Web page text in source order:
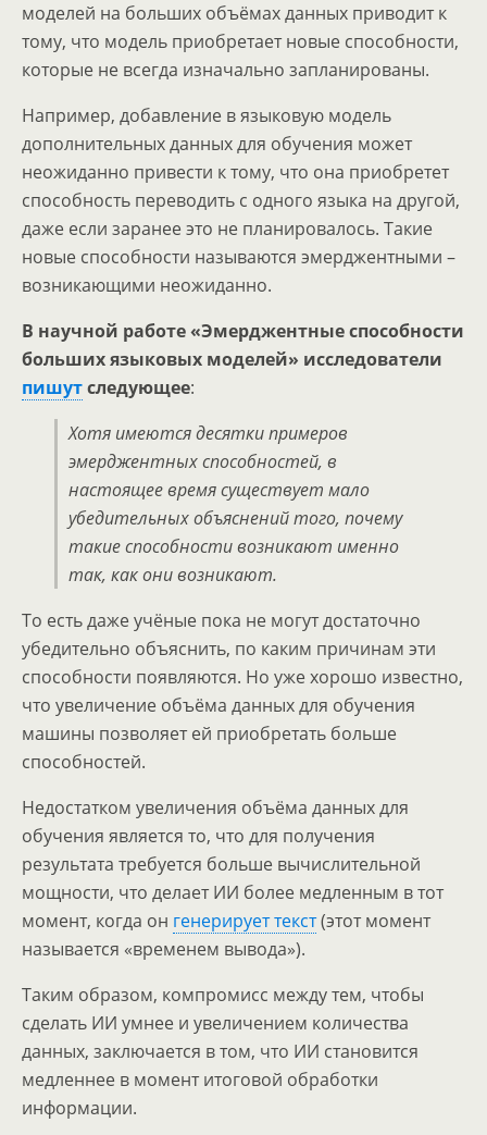
моделей на больших объёмах данных приводит к
тому, что модель приобретает новые способности,
которые не всегда изначально запланированы.
Например, добавление в языковую модель
дополнительных данных для обучения может
неожиданно привести к тому, что она приобретет
способность переводить с одного языка на другой,
даже если заранее это не планировалось. Такие
новые способности называются эмерджентными –
возникающими неожиданно.
В научной работе «Эмерджентные способности
больших языковых моделей» исследователи
пишутследующее:
Хотя имеются десятки примеров
эмерджентных способностей, в
настоящее время существует мало
убедительных объяснений того, почему
такие способности возникают именно
так, как они возникают.
То есть даже учёные пока не могут достаточно
убедительно объяснить, по каким причинам эти
способности появляются. Но уже хорошо известно,
что увеличение объёма данных для обучения
машины позволяет ей приобретать больше
способностей.
Недостатком увеличения объёма данных для
обучения является то, что для получения
результата требуется больше вычислительной
мощности, что делает ИИ более медленным в тот
момент, когда он генерирует текст(этот момент
называется «временем вывода»).
Таким образом, компромисс между тем, чтобы
сделать ИИ умнее и увеличением количества
данных, заключается в том, что ИИ становится
медленнее в момент итоговой обработки
информации.